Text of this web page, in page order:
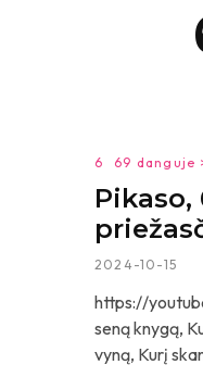
6 69 danguje
Pikaso,
2024-10-15
https://
seną knygą,
vyną, Kurį